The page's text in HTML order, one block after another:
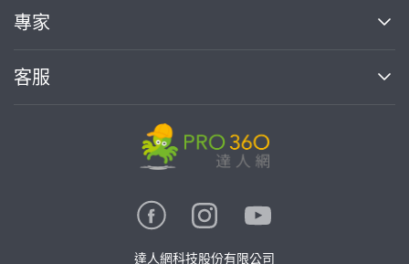
部落格
加入我們
買服務
熱門服務
專家
案件中心
客服
達人網科技股份有限公司